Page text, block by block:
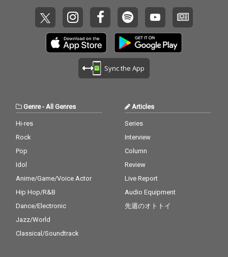
Sync the App
Genre-All Genres
Hi-res
Rock
Pop
Idol
Anime/Game/Voice Actor
Hip Hop/R&B
Dance/Electronic
Jazz/World
Classical/Soundtrack
Articles
Series
Interview
Column
Review
Live Report
Audio Equipment
先週のオトトイ